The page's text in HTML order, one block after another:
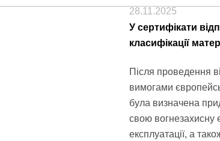
28.11.2025
У сертифікати
класифікації
Після проведення
вимогами
була визначена
свою вогнезахисну
експлуатації, а